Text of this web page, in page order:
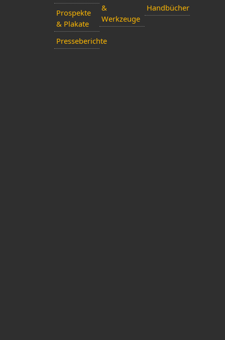
Prospekte
& Plakate
Presseberichte
&
Werkzeuge
Handbücher